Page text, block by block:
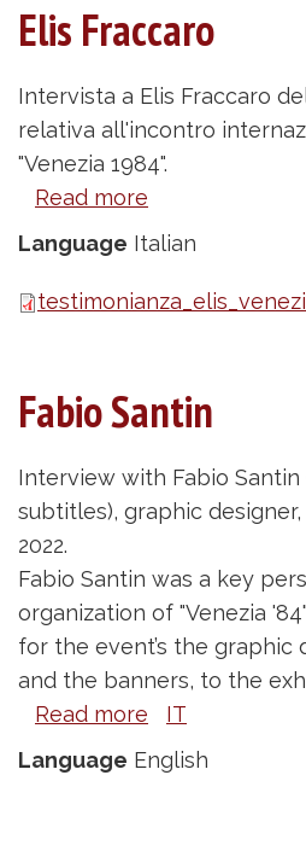
Elis Fraccaro
Intervista a Elis Fraccaro
relativa all'incontro
"Venezia 1984".
Read more
Elis
Language Italian
Fabio Santin
Interview with Fabio
subtitles), graphic
2022.
Fabio Santin was a key
organization of "Venezia
for the event’s the graphic
and the banners, to the
Read more about
Fabio
IT
Language English